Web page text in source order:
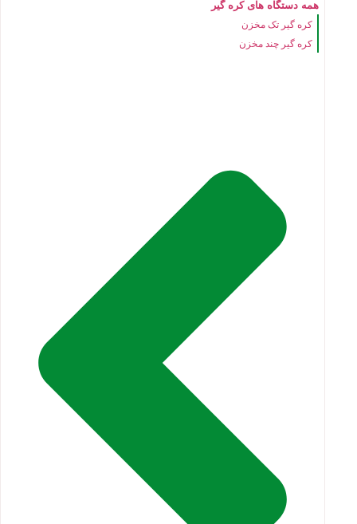
همه دستگاه های کره گیر
کره گیر تک مخزن
کره گیر چند مخزن